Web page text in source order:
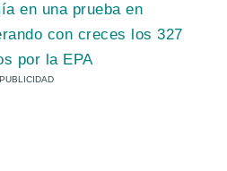
en una prueba en
con creces los 327
por la EPA